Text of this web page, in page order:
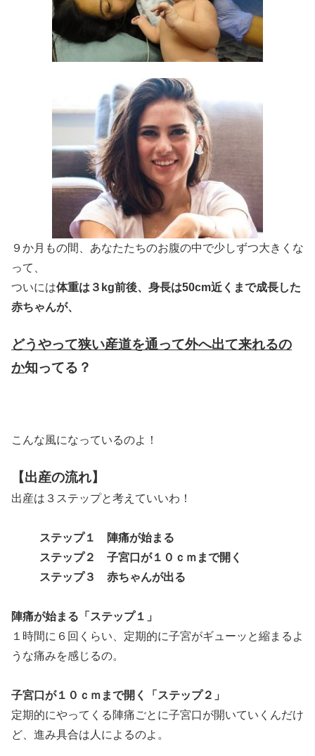
９か月もの間、あなたたちのお腹の中で少しずつ大きくな
って、
ついには体重は３kg前後、身長は50cm近くまで成長した
赤ちゃんが、
どうやって狭い産道を通って外へ出て来れるの
か知ってる？
こんな風になっているのよ！
【出産の流れ】
出産は３ステップと考えていいわ！
ステップ１ 陣痛が始まる
ステップ２ 子宮口が１０ｃｍまで開く
ステップ３ 赤ちゃんが出る
陣痛が始まる「ステップ１」
１時間に６回くらい、定期的に子宮がギューッと縮まるよ
うな痛みを感じるの。
子宮口が１０ｃｍまで開く「ステップ２」
定期的にやってくる陣痛ごとに子宮口が開いていくんだけ
ど、進み具合は人によるのよ。